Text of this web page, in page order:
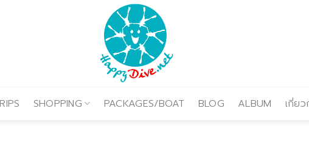
SHOPPING PACKAGES/BOAT BLOG ALBUM เกี่ย